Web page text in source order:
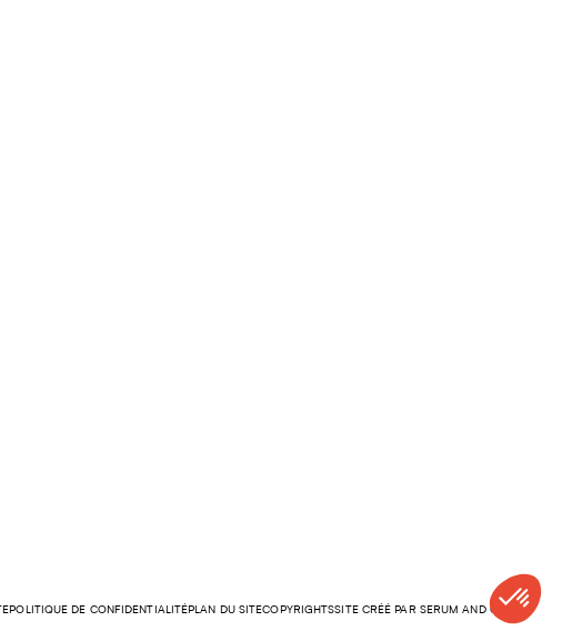
POLITIQUE DE CONFIDENTIALITÉPLAN DU SITECOPYRIGHTSSITE CRÉÉ PAR SERUM AND CO